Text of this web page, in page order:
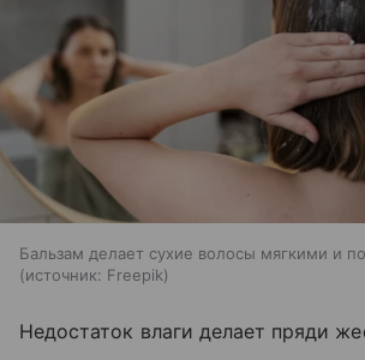
Бальзам делает сухие волосы мягкими и
источник: Freepik
Недостаток влаги делает пряди